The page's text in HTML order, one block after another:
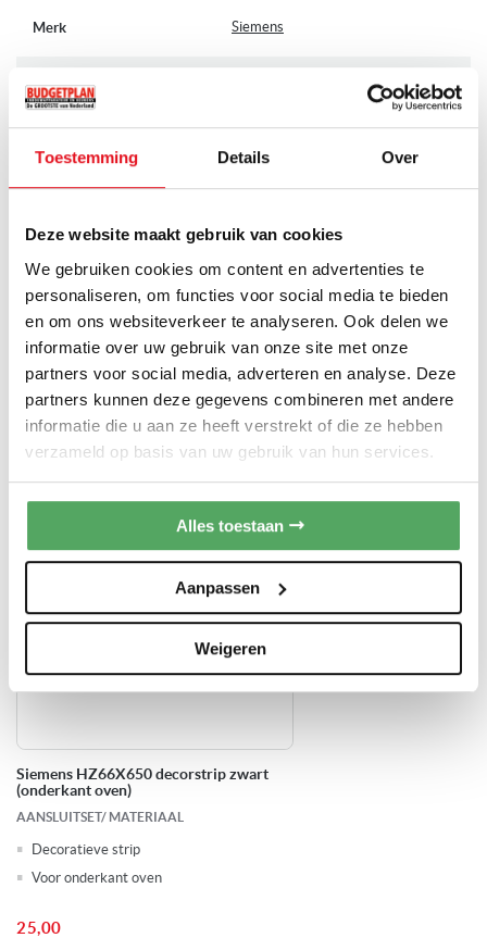
Toestemming Details Over
Deze website maakt gebruik van cookies
We gebruiken cookies om content en advertenties te
personaliseren, om functies voor social media te bieden
en om ons websiteverkeer te analyseren. Ook delen we
informatie over uw gebruik van onze site met onze
partners voor social media, adverteren en analyse. Deze
partners kunnen deze gegevens combineren met andere
informatie die u aan ze heeft verstrekt of die ze hebben
verzameld op basis van uw gebruik van hun services.
Alles toestaan
Aanpassen
Weigeren
Merk Siemens
Artikelnummer
Soort Aanpaslijst
Kleur Zwart
Voorraad 2
Toon alle specificaties
ANDERE PRODUCTEN DIE MOGELIJK IETS
VOOR U ZIJN!
Siemens HZ66X650 decorstrip zwart
(onderkant oven)
AANSLUITSET/ MATERIAAL
Decoratieve strip
Voor onderkant oven
25,00